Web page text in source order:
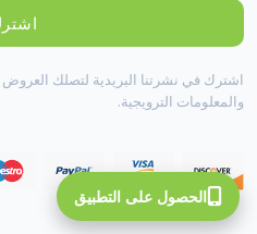
اشترك في نشرتنا البريدية لتصلك العروض
والمعلومات الترويجية.
الحصول على التطبيق